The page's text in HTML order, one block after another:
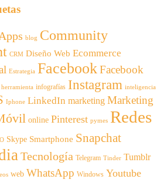
Apps blog Community
CRM Diseño Web Ecommerce
Estrategia FacebookFacebook
herramienta infografías Instagram inteligencia
Iphone LinkedIn marketing Marketing
online Pinterest pymes Redes
Skype Smartphone Snapchat
Tecnología Telegram Tinder Tumblr
web WhatsApp Windows Youtube